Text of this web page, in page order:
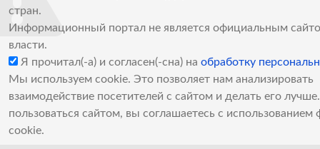
стран.
Информационный портал не является официальным
власти.
Я прочитал(-а) и согласен(-сна) на обработку
Мы используем cookie. Это позволяет нам анализировать
взаимодействие посетителей с сайтом и делать его
пользоваться сайтом, вы соглашаетесь с использованием
cookie.